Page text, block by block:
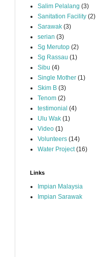
Salim Pelalang (3)
Sanitation Facility (2)
Sarawak (3)
serian (3)
Sg Merutop (2)
Sg Rassau (1)
Sibu (4)
Single Mother (1)
Skim B (3)
Tenom (2)
testimonial (4)
Ulu Wak (1)
Video (1)
Volunteers (14)
Water Project (16)
Links
Impian Malaysia
Impian Sarawak